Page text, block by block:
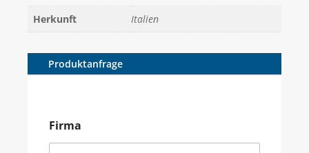
Herkunft
Italien
Produktanfrage
Firma